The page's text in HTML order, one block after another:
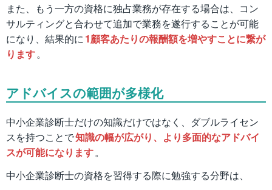
また、もう一方の資格に独占業務が存在する場合は、コン
サルティングと合わせて追加で業務を遂行することが可能
になり、結果的に1顧客あたりの報酬額を増やすことに繋が
ります。
アドバイスの範囲が多様化
中小企業診断士だけの知識だけではなく、ダブルライセン
スを持つことで知識の幅が広がり、より多面的なアドバイ
スが可能になります。
中小企業診断士の資格を習得する際に勉強する分野は、